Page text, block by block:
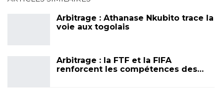
Arbitrage : Athanase Nkubito trace la
voie aux togolais
Arbitrage : la FTF et la FIFA
renforcent les compétences des…